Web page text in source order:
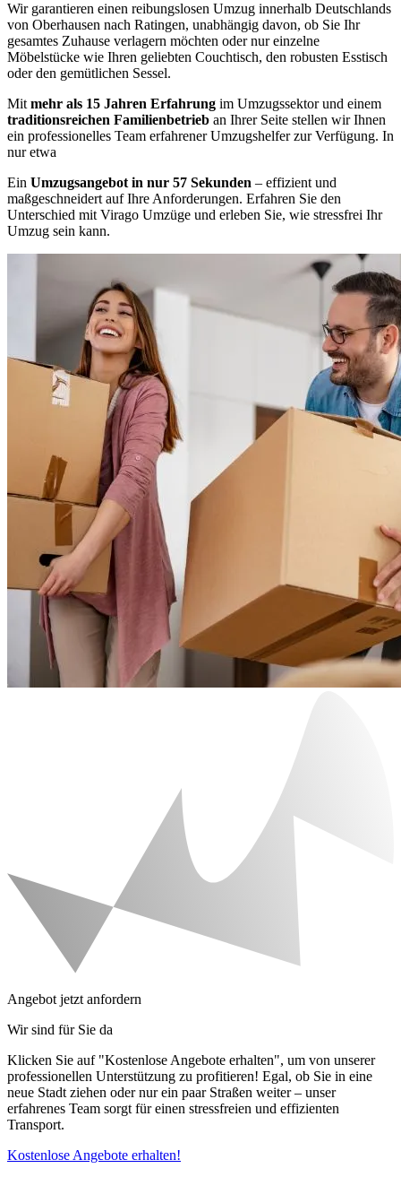
Wir garantieren einen reibungslosen Umzug innerhalb Deutschlands
von Oberhausen nach Ratingen, unabhängig davon, ob Sie Ihr
gesamtes Zuhause verlagern möchten oder nur einzelne
Möbelstücke wie Ihren geliebten Couchtisch, den robusten Esstisch
oder den gemütlichen Sessel.
Mit mehr als 15 Jahren Erfahrung im Umzugssektor und einem
traditionsreichen Familienbetrieb an Ihrer Seite stellen wir Ihnen
ein professionelles Team erfahrener Umzugshelfer zur Verfügung. In
nur etwa
Ein Umzugsangebot in nur 57 Sekunden – effizient und
maßgeschneidert auf Ihre Anforderungen. Erfahren Sie den
Unterschied mit Virago Umzüge und erleben Sie, wie stressfrei Ihr
Umzug sein kann.
Angebot jetzt anfordern
Wir sind für Sie da
Klicken Sie auf "Kostenlose Angebote erhalten", um von unserer
professionellen Unterstützung zu profitieren! Egal, ob Sie in eine
neue Stadt ziehen oder nur ein paar Straßen weiter – unser
erfahrenes Team sorgt für einen stressfreien und effizienten
Transport.
Kostenlose Angebote erhalten!